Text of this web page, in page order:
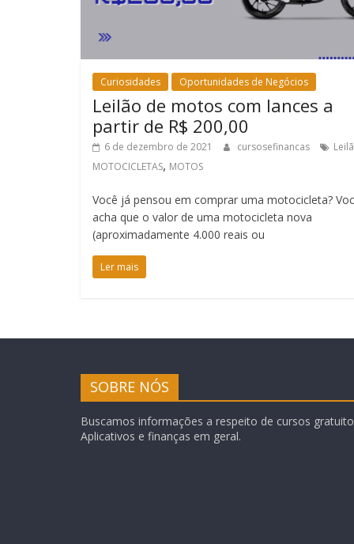
Curiosidades Oportunidades de Negócios
Leilão de motos com lances a
partir de R$ 200,00
6 de dezembro de 2021 cursosefinancas
MOTOCICLETAS, MOTOS
Você já pensou em comprar uma motocicleta?
acha que o valor de uma motocicleta nova
(aproximadamente 4.000 reais ou
Ler mais
SOBRE NÓS
Buscamos informações a respeito de cursos
Aplicativos e finanças em geral.